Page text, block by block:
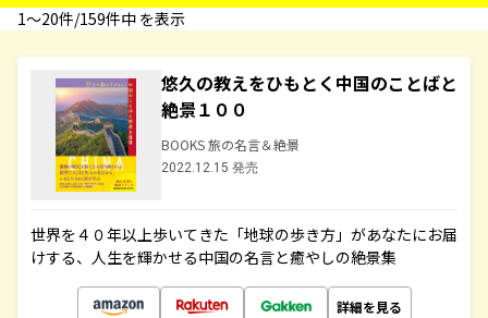
1〜20件/159件中 を表示
悠久の教えをひもとく中国のことばと
絶景１００
BOOKS 旅の名言＆絶景
2022.12.15 発売
世界を４０年以上歩いてきた「地球の歩き方」があなたにお届
けする、人生を輝かせる中国の名言と癒やしの絶景集
詳細を見る